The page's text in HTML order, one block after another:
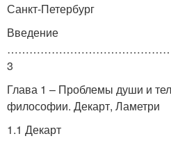
Санкт-Петербург
Введение
3
Глава 1 – Проблемы души и
философии. Декарт, Ламетри
1.1 Декарт